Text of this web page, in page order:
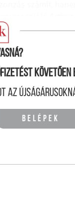
csinált;
követően
az
Belépek